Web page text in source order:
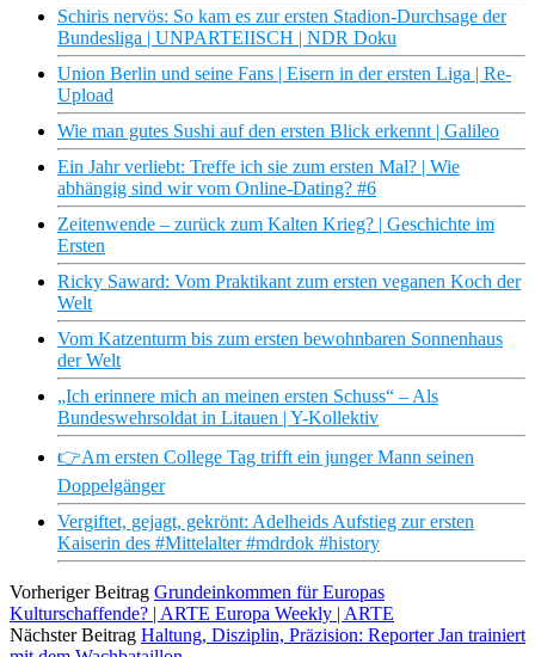
Schiris nervös: So kam es zur ersten Stadion-Durchsage der
Bundesliga | UNPARTEIISCH | NDR Doku
Union Berlin und seine Fans | Eisern in der ersten Liga | Re-
Upload
Wie man gutes Sushi auf den ersten Blick erkennt | Galileo
Ein Jahr verliebt: Treffe ich sie zum ersten Mal? | Wie
abhängig sind wir vom Online-Dating? #6
Zeitenwende – zurück zum Kalten Krieg? | Geschichte im
Ersten
Ricky Saward: Vom Praktikant zum ersten veganen Koch der
Welt
Vom Katzenturm bis zum ersten bewohnbaren Sonnenhaus
der Welt
„Ich erinnere mich an meinen ersten Schuss“ – Als
Bundeswehrsoldat in Litauen | Y-Kollektiv
👉Am ersten College Tag trifft ein junger Mann seinen
Doppelgänger
Vergiftet, gejagt, gekrönt: Adelheids Aufstieg zur ersten
Kaiserin des #Mittelalter #mdrdok #history
Vorheriger Beitrag Grundeinkommen für Europas
Kulturschaffende? | ARTE Europa Weekly | ARTE
Nächster Beitrag Haltung, Disziplin, Präzision: Reporter Jan trainiert